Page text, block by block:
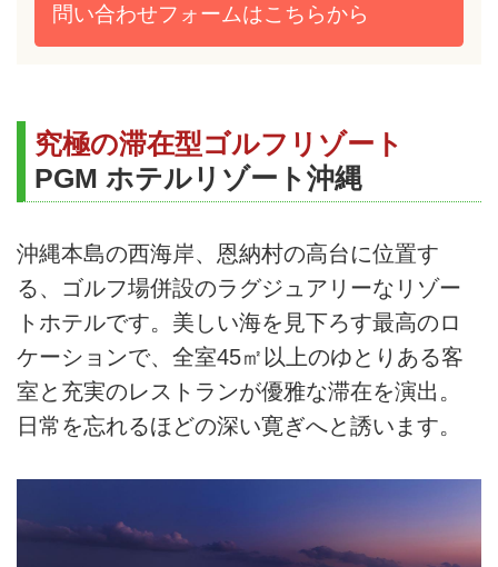
問い合わせフォームはこちらから
究極の滞在型ゴルフリゾート
PGM ホテルリゾート沖縄
沖縄本島の西海岸、恩納村の高台に位置す
る、ゴルフ場併設のラグジュアリーなリゾー
トホテルです。美しい海を見下ろす最高のロ
ケーションで、全室45㎡以上のゆとりある客
室と充実のレストランが優雅な滞在を演出。
日常を忘れるほどの深い寛ぎへと誘います。